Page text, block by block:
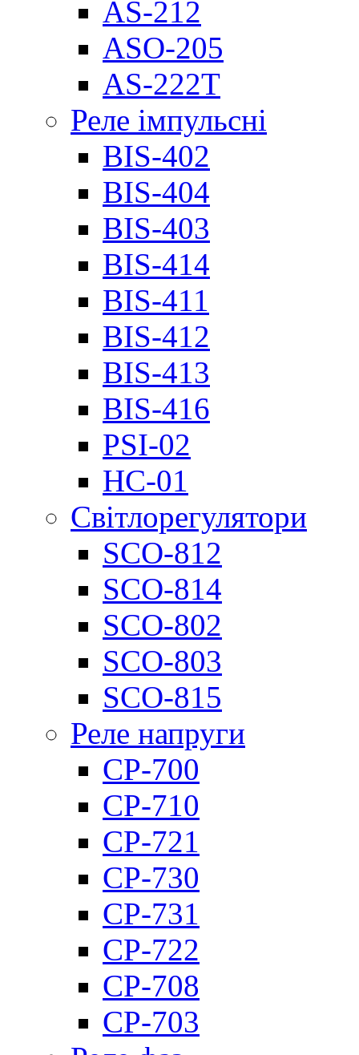
AS-212
ASO-205
AS-222T
Реле імпульсні
BIS-402
BIS-404
BIS-403
BIS-414
BIS-411
BIS-412
BIS-413
BIS-416
PSI-02
НС-01
Світлорегулятори
SCO-812
SCO-814
SCO-802
SCO-803
SCO-815
Реле напруги
CP-700
CP-710
CP-721
CP-730
CP-731
CP-722
CP-708
CP-703